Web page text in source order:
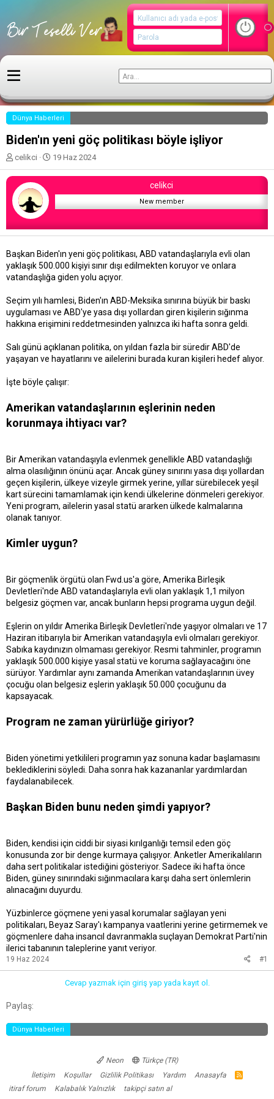
Dünya Haberleri
Biden'ın yeni göç politikası böyle işliyor
K
o
n
u
u
a
l
a
t
n
celikci
B
a
ş
n
ı
t
a
r
h
i
19 Haz 2024
celikci
New member
Başkan Biden'ın yeni göç politikası, ABD vatandaşlarıyla evli olan
yaklaşık 500.000 kişiyi sınır dışı edilmekten koruyor ve onlara
vatandaşlığa giden yolu açıyor.
Seçim yılı hamlesi, Biden'ın ABD-Meksika sınırına büyük bir baskı
uygulaması ve ABD'ye yasa dışı yollardan giren kişilerin sığınma
hakkına erişimini reddetmesinden yalnızca iki hafta sonra geldi.
Salı günü açıklanan politika, on yıldan fazla bir süredir ABD'de
yaşayan ve hayatlarını ve ailelerini burada kuran kişileri hedef alıyor.
İşte böyle çalışır:
Amerikan vatandaşlarının eşlerinin neden
korunmaya ihtiyacı var?
Bir Amerikan vatandaşıyla evlenmek genellikle ABD vatandaşlığı
alma olasılığının önünü açar. Ancak güney sınırını yasa dışı yollardan
geçen kişilerin, ülkeye vizeyle girmek yerine, yıllar sürebilecek yeşil
kart sürecini tamamlamak için kendi ülkelerine dönmeleri gerekiyor.
Yeni program, ailelerin yasal statü ararken ülkede kalmalarına
olanak tanıyor.
Kimler uygun?
Bir göçmenlik örgütü olan Fwd.us'a göre, Amerika Birleşik
Devletleri'nde ABD vatandaşlarıyla evli olan yaklaşık 1,1 milyon
belgesiz göçmen var, ancak bunların hepsi programa uygun değil.
Eşlerin on yıldır Amerika Birleşik Devletleri'nde yaşıyor olmaları ve 17
Haziran itibarıyla bir Amerikan vatandaşıyla evli olmaları gerekiyor.
Sabıka kaydınızın olmaması gerekiyor. Resmi tahminler, programın
yaklaşık 500.000 kişiye yasal statü ve koruma sağlayacağını öne
sürüyor. Yardımlar aynı zamanda Amerikan vatandaşlarının üvey
çocuğu olan belgesiz eşlerin yaklaşık 50.000 çocuğunu da
kapsayacak.
Program ne zaman yürürlüğe giriyor?
Biden yönetimi yetkilileri programın yaz sonuna kadar başlamasını
beklediklerini söyledi. Daha sonra hak kazananlar yardımlardan
faydalanabilecek.
Başkan Biden bunu neden şimdi yapıyor?
Biden, kendisi için ciddi bir siyasi kırılganlığı temsil eden göç
konusunda zor bir denge kurmaya çalışıyor. Anketler Amerikalıların
daha sert politikalar istediğini gösteriyor. Sadece iki hafta önce
Biden, güney sınırındaki sığınmacılara karşı daha sert önlemlerin
alınacağını duyurdu.
Yüzbinlerce göçmene yeni yasal korumalar sağlayan yeni
politikaları, Beyaz Saray'ı kampanya vaatlerini yerine getirmemek ve
göçmenlere daha insancıl davranmakla suçlayan Demokrat Parti'nin
ilerici tabanının taleplerine yanıt veriyor.
19 Haz 2024 #1
Cevap yazmak için giriş yap yada kayıt ol.
Paylaş:
Dünya Haberleri
Neon
Türkçe (TR)
İletişim
Koşullar Gizlilik Politikası Yardım Anasayfa
R
itiraf forum Kalabalık Yalnızlık takipçi satın al